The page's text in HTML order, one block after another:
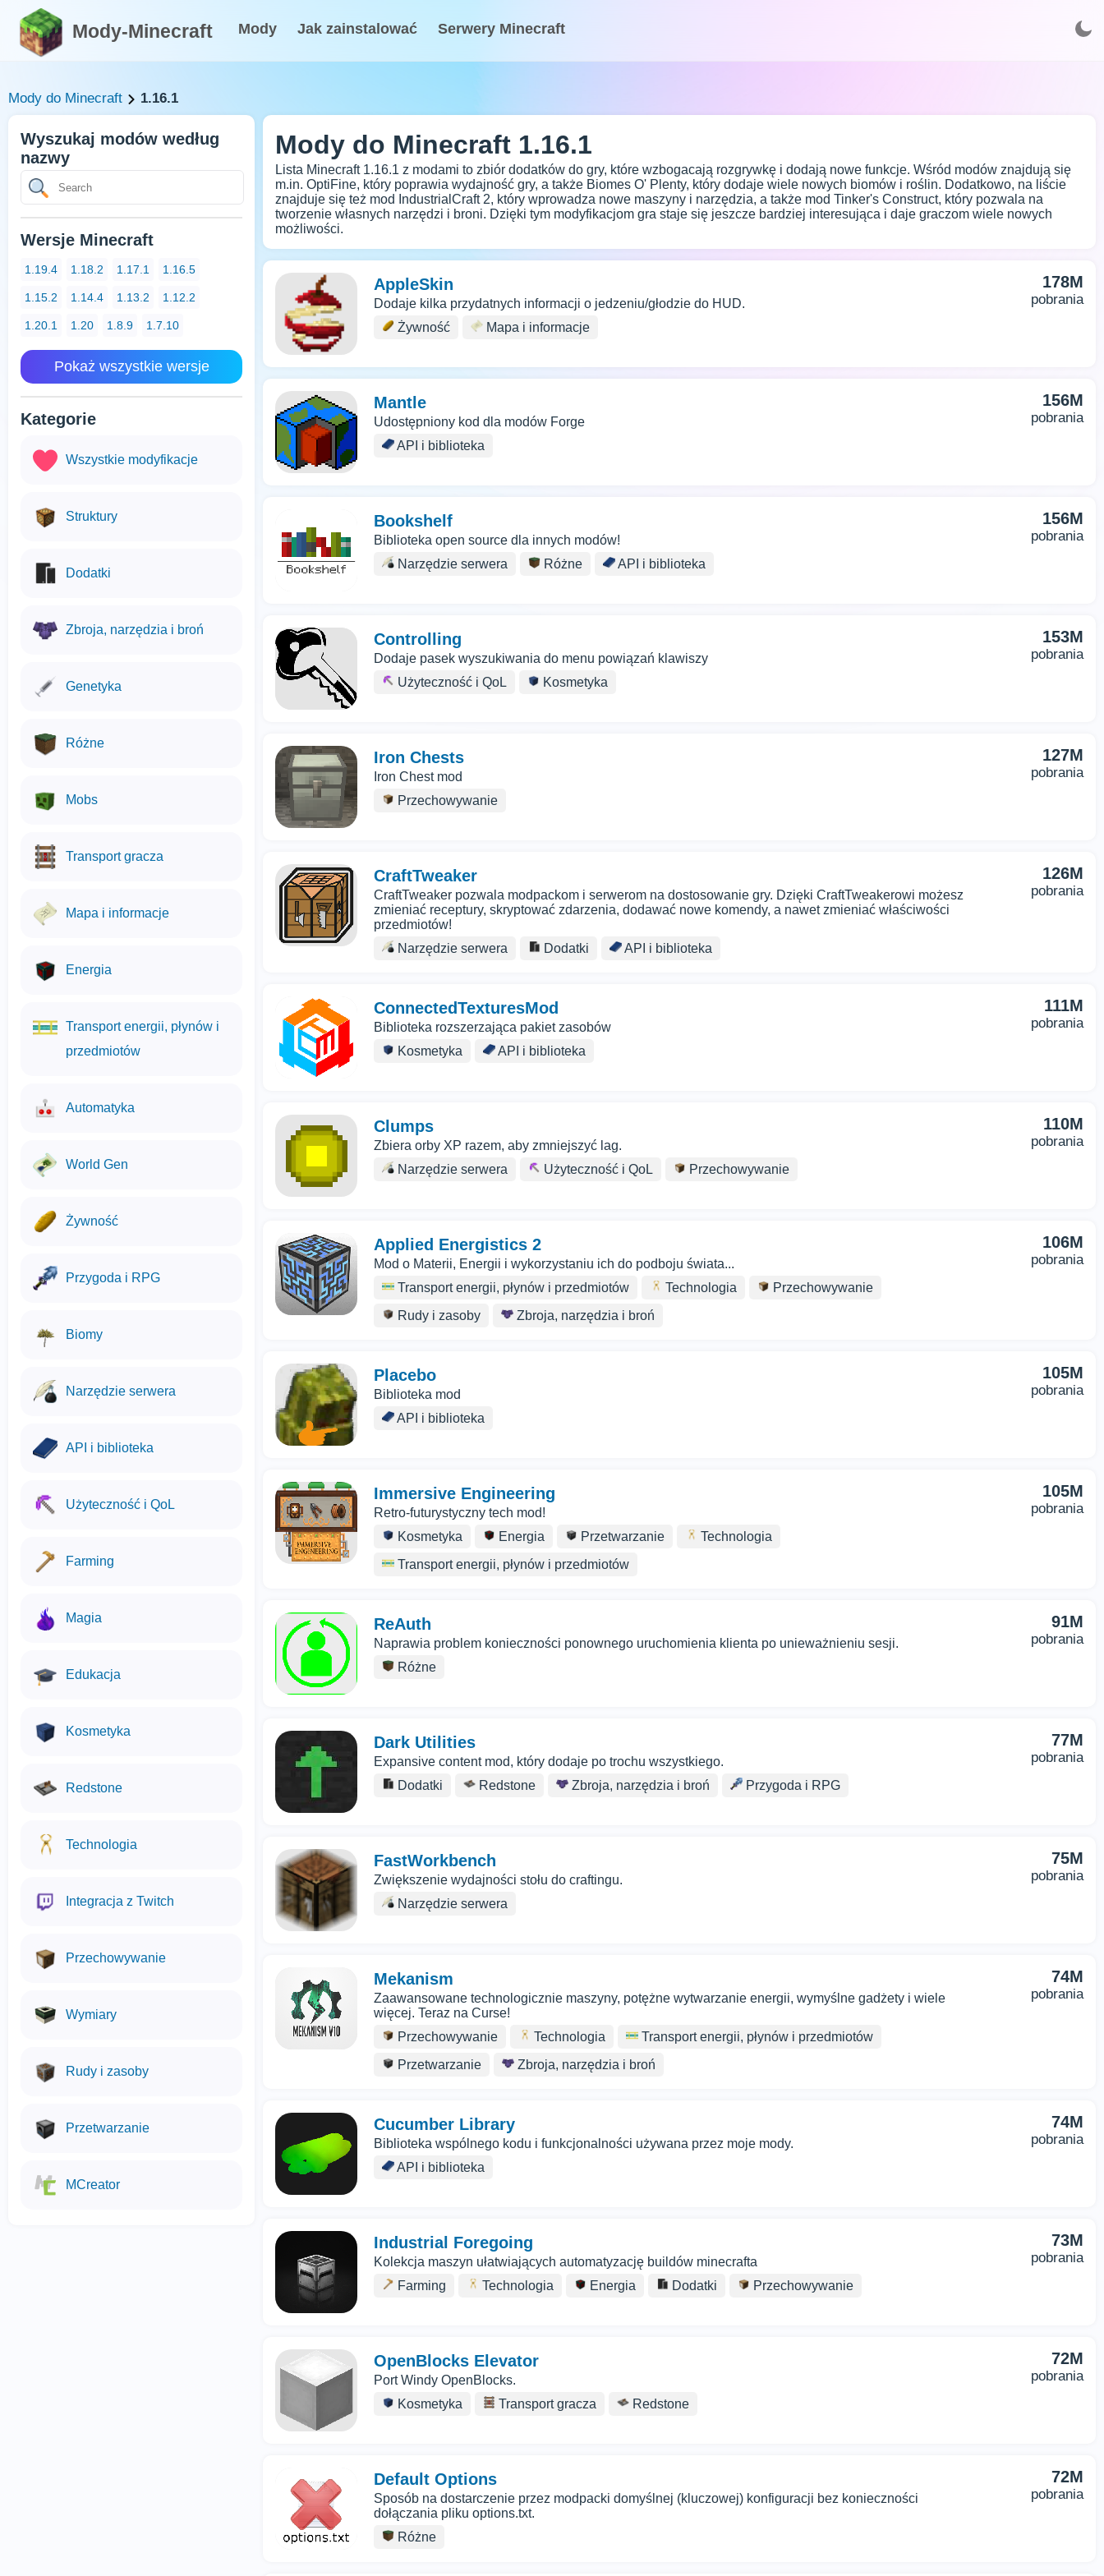
Mody-Minecraft Mody Jak zainstalować Serwery Minecraft
Mody do Minecraft 1.16.1
Wyszukaj modów według
nazwy
Wersje Minecraft
1.19.4 1.18.2 1.17.1 1.16.5
1.15.2 1.14.4 1.13.2 1.12.2
1.20.1 1.20 1.8.9 1.7.10
Pokaż wszystkie wersje
Kategorie
Wszystkie modyfikacje
Struktury
Dodatki
Zbroja, narzędzia i broń
Genetyka
Różne
Mobs
Transport gracza
Mapa i informacje
Energia
Transport energii, płynów i
przedmiotów
Automatyka
World Gen
Żywność
Przygoda i RPG
Biomy
Narzędzie serwera
API i biblioteka
Użyteczność i QoL
Farming
Magia
Edukacja
Kosmetyka
Redstone
Technologia
Integracja z Twitch
Przechowywanie
Wymiary
Rudy i zasoby
Przetwarzanie
MCreator
Mody do Minecraft 1.16.1
Lista Minecraft 1.16.1 z modami to zbiór dodatków do gry, które wzbogacają rozgrywkę i dodają nowe funkcje. Wśród modów znajdują się
m.in. OptiFine, który poprawia wydajność gry, a także Biomes O' Plenty, który dodaje wiele nowych biomów i roślin. Dodatkowo, na liście
znajduje się też mod IndustrialCraft 2, który wprowadza nowe maszyny i narzędzia, a także mod Tinker's Construct, który pozwala na
tworzenie własnych narzędzi i broni. Dzięki tym modyfikacjom gra staje się jeszcze bardziej interesująca i daje graczom wiele nowych
możliwości.
AppleSkin
Dodaje kilka przydatnych informacji o jedzeniu/głodzie do HUD.
Żywność
Mapa i informacje
178M
pobrania
Mantle
Udostępniony kod dla modów Forge
API i biblioteka
156M
pobrania
Bookshelf
Biblioteka open source dla innych modów!
Narzędzie serwera
Różne API i biblioteka
156M
pobrania
Controlling
Dodaje pasek wyszukiwania do menu powiązań klawiszy
Użyteczność i QoL
Kosmetyka
153M
pobrania
Iron Chests
Iron Chest mod
Przechowywanie
127M
pobrania
CraftTweaker
CraftTweaker pozwala modpackom i serwerom na dostosowanie gry. Dzięki CraftTweakerowi możesz
zmieniać receptury, skryptować zdarzenia, dodawać nowe komendy, a nawet zmieniać właściwości
przedmiotów!
Narzędzie serwera
Dodatki API i biblioteka
126M
pobrania
ConnectedTexturesMod
Biblioteka rozszerzająca pakiet zasobów
Kosmetyka
API i biblioteka
111M
pobrania
Clumps
Zbiera orby XP razem, aby zmniejszyć lag.
Narzędzie serwera
Użyteczność i QoL Przechowywanie
110M
pobrania
Applied Energistics 2
Mod o Materii, Energii i wykorzystaniu ich do podboju świata...
Transport energii, płynów i przedmiotów
Technologia
Przechowywanie
Rudy i zasoby
Zbroja, narzędzia i broń
106M
pobrania
Placebo
Biblioteka mod
API i biblioteka
105M
pobrania
Immersive Engineering
Retro-futurystyczny tech mod!
Kosmetyka
Energia Przetwarzanie
Technologia
Transport energii, płynów i przedmiotów
105M
pobrania
ReAuth
Naprawia problem konieczności ponownego uruchomienia klienta po unieważnieniu sesji.
Różne
91M
pobrania
Dark Utilities
Expansive content mod, który dodaje po trochu wszystkiego.
Dodatki
Redstone Zbroja, narzędzia i broń Przygoda i RPG
77M
pobrania
FastWorkbench
Zwiększenie wydajności stołu do craftingu.
Narzędzie serwera
75M
pobrania
Mekanism
Zaawansowane technologicznie maszyny, potężne wytwarzanie energii, wymyślne gadżety i wiele
więcej. Teraz na Curse!
Przechowywanie
Technologia
Transport energii, płynów i przedmiotów
Przetwarzanie
Zbroja, narzędzia i broń
74M
pobrania
Cucumber Library
Biblioteka wspólnego kodu i funkcjonalności używana przez moje mody.
API i biblioteka
74M
pobrania
Industrial Foregoing
Kolekcja maszyn ułatwiających automatyzację buildów minecrafta
Farming
Technologia Energia Dodatki Przechowywanie
73M
pobrania
OpenBlocks Elevator
Port Windy OpenBlocks.
Kosmetyka
Transport gracza Redstone
72M
pobrania
Default Options
Sposób na dostarczenie przez modpacki domyślnej (kluczowej) konfiguracji bez konieczności
dołączania pliku options.txt.
Różne
72M
pobrania